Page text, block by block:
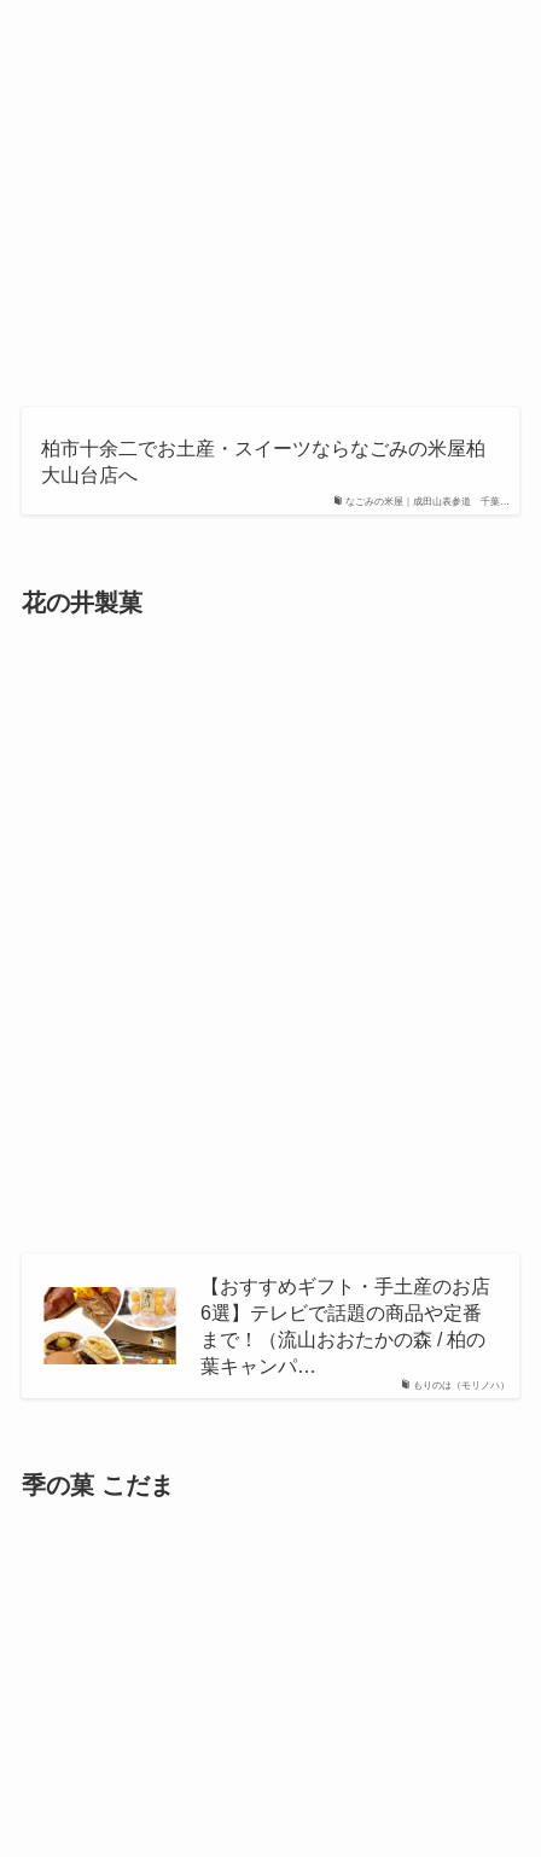
なごみの米屋｜成田山表参道 千葉…
柏市十余二でお土産・スイーツならなごみの米屋柏
大山台店へ
花の井製菓
もりのは（モリノハ）
【おすすめギフト・手土産のお店
6選】テレビで話題の商品や定番
まで！（流山おおたかの森 / 柏の
葉キャンパ…
季の菓 こだま